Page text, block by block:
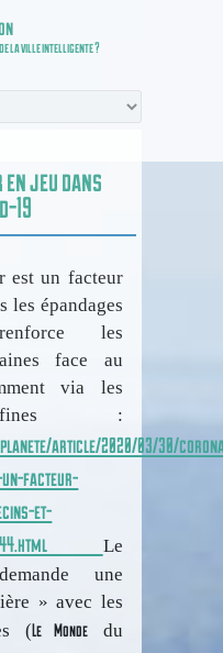
de la ville intelligente ?
en jeu dans
19
est un facteur
les épandages
les
face au
via les
fines :
article/2020/03/30/
facteur-
et-
Le
une
» avec les
(Le Monde du